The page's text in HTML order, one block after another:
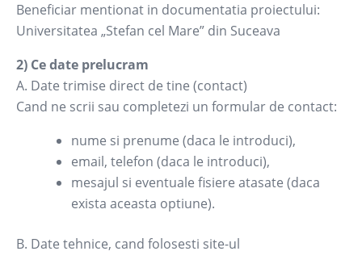
Beneficiar mentionat in documentatia proiectului:
Universitatea „Stefan cel Mare” din Suceava
2) Ce date prelucram
A. Date trimise direct de tine (contact)
Cand ne scrii sau completezi un formular de contact:
nume si prenume (daca le introduci),
email, telefon (daca le introduci),
mesajul si eventuale fisiere atasate (daca
exista aceasta optiune).
B. Date tehnice, cand folosesti site-ul